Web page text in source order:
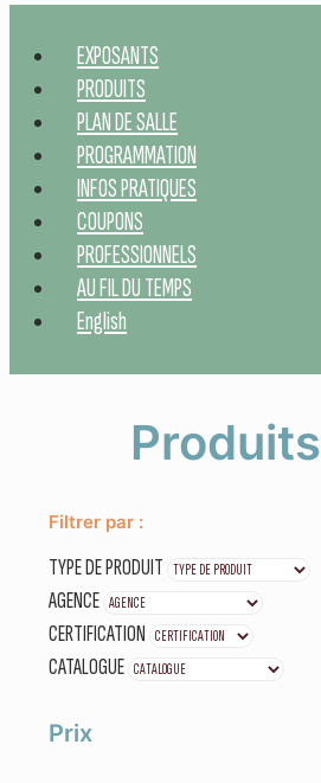
EXPOSANTS
PRODUITS
PLAN DE SALLE
PROGRAMMATION
INFOS PRATIQUES
COUPONS
PROFESSIONNELS
AU FIL DU TEMPS
English
Produits
Filtrer par :
TYPE DE PRODUIT
AGENCE
CERTIFICATION
CATALOGUE
Prix